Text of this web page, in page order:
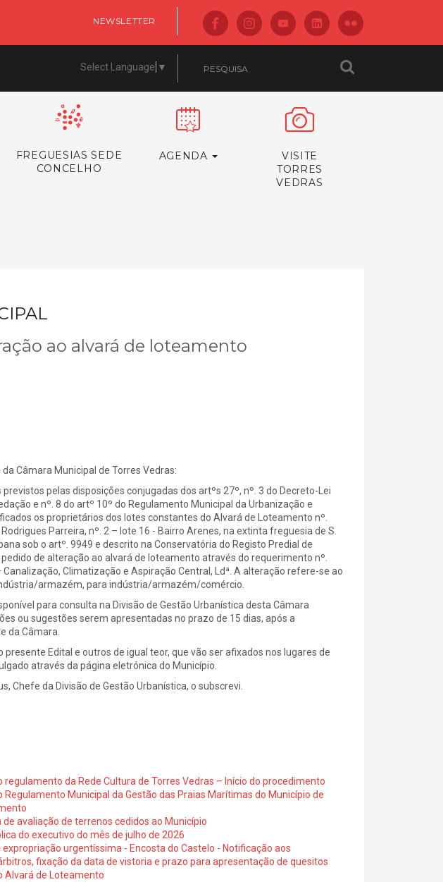
NEWSLETTER
Select Language ▼
FREGUESIAS SEDE
CONCELHO
AGENDA
VISITE
TORRES
VEDRAS
ao alvará de loteamento
da Câmara Municipal de Torres Vedras:
pelas disposições conjugadas dos artºs 27º, nº. 3 do Decreto-Lei
e nº. 8 do artº 10º do Regulamento Municipal da Urbanização e
os proprietários dos lotes constantes do Alvará de Loteamento nº.
Parreira, nº. 2 – lote 16 - Bairro Arenes, na extinta freguesia de S.
sob o artº. 9949 e descrito na Conservatória do Registo Predial de
de alteração ao alvará de loteamento através do requerimento nº.
Climatização e Aspiração Central, Ldª. A alteração refere-se ao
armazém, para indústria/armazém/comércio.
para consulta na Divisão de Gestão Urbanística desta Câmara
ou sugestões serem apresentadas no prazo de 15 dias, após a
da Câmara.
presente Edital e outros de igual teor, que vão ser afixados nos lugares de
através da página eletrónica do Município.
Chefe da Divisão de Gestão Urbanística, o subscrevi.
regulamento da Rede Cultura de Torres Vedras – Início do procedimento
Regulamento Municipal da Gestão das Praias Marítimas do Município de
avaliação de terrenos cedidos ao Município
do executivo do mês de julho de 2026
expropriação urgentíssima - Encosta do Castelo - Notificação aos
fixação da data de vistoria e prazo para apresentação de quesitos
Alvará de Loteamento